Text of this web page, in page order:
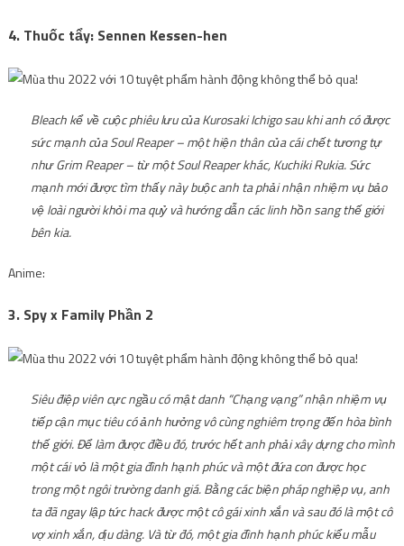
4. Thuốc tẩy: Sennen Kessen-hen
Bleach kể về cuộc phiêu lưu của Kurosaki Ichigo sau khi anh có được
sức mạnh của Soul Reaper – một hiện thân của cái chết tương tự
như Grim Reaper – từ một Soul Reaper khác, Kuchiki Rukia. Sức
mạnh mới được tìm thấy này buộc anh ta phải nhận nhiệm vụ bảo
vệ loài người khỏi ma quỷ và hướng dẫn các linh hồn sang thế giới
bên kia.
Anime:
3. Spy x Family Phần 2
Siêu điệp viên cực ngầu có mật danh “Chạng vạng” nhận nhiệm vụ
tiếp cận mục tiêu có ảnh hưởng vô cùng nghiêm trọng đến hòa bình
thế giới. Để làm được điều đó, trước hết anh phải xây dựng cho mình
một cái vỏ là một gia đình hạnh phúc và một đứa con được học
trong một ngôi trường danh giá. Bằng các biện pháp nghiệp vụ, anh
ta đã ngay lập tức hack được một cô gái xinh xắn và sau đó là một cô
vợ xinh xắn, dịu dàng. Và từ đó, một gia đình hạnh phúc kiểu mẫu